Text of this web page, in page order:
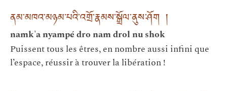
ནམ་མཁའ་མཉམ་པའི་འགྲོ་རྣམས་སྒྲོལ་ནུས་ཤོག །
namk'a nyampé dro nam drol nu shok
Puissent tous les êtres, en nombre aussi infini que
l’espace, réussir à trouver la libération !